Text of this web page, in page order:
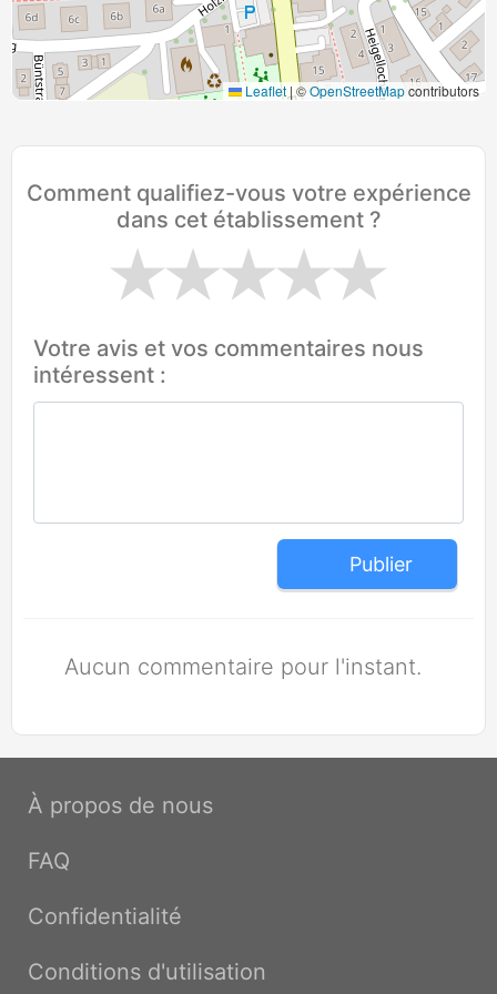
Leaflet | ©OpenStreetMapcontributors
Comment qualifiez-vous votre expérience
dans cet établissement ?
Votre avis et vos commentaires nous
intéressent :
Publier
Aucun commentaire pour l'instant.
À propos de nous
FAQ
Confidentialité
Conditions d'utilisation